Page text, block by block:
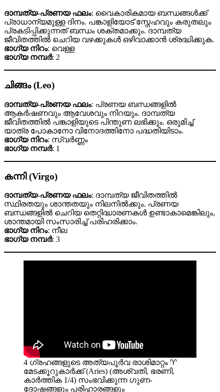
ദാമ്പത്യ-പ്രണയ ഫലം: വൈകാരികമായ ബന്ധങ്ങൾക്ക്
പ്രാധാന്യമുള്ള ദിനം. പങ്കാളിയോട് സ്നേഹവും കരുതലും
പ്രകടിപ്പിക്കുന്നത് ബന്ധം ശക്തമാക്കും. ദാമ്പത്യ
ജീവിതത്തിൽ ചെറിയ വഴക്കുകൾ ഒഴിവാക്കാൻ ശ്രദ്ധിക്കുക.
ഭാഗ്യ നിറം: വെള്ള
ഭാഗ്യ നമ്പർ: 2
ചിങ്ങം (Leo)
ദാമ്പത്യ-പ്രണയ ഫലം: പ്രണയ ബന്ധങ്ങളിൽ
ആകർഷണവും ആവേശവും നിറയും. ദാമ്പത്യ
ജീവിതത്തിൽ പങ്കാളിയുടെ പിന്തുണ ലഭിക്കും. ഒരുമിച്ച്
യാത്ര പോകാനോ വിനോദത്തിനോ പദ്ധതിയിടാം.
ഭാഗ്യ നിറം: സ്വർണ്ണം
ഭാഗ്യ നമ്പർ: 1
കന്നി (Virgo)
ദാമ്പത്യ-പ്രണയ ഫലം: ദാമ്പത്യ ജീവിതത്തിൽ
സ്ഥിരതയും ശാന്തതയും നിലനിൽക്കും. പ്രണയ
ബന്ധങ്ങളിൽ ചെറിയ തെറ്റിദ്ധാരണകൾ ഉണ്ടാകാമെങ്കിലും,
ശാന്തമായി സംസാരിച്ച് പരിഹരിക്കാം.
ഭാഗ്യ നിറം: നീല
ഭാഗ്യ നമ്പർ: 3
4 ഗ്രഹങ്ങളുടെ അത്യപൂർവ രാശിമാറ്റം ♈
മേടക്കൂറുകാർക്ക് (Aries) (അശ്വതി, ഭരണി,
കാർത്തിക 1/4) സംഭവിക്കുന്ന ഗുണ-
ദോഷങ്ങളും പരിഹാരങ്ങളും